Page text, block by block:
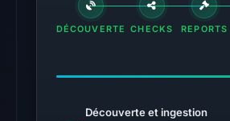
(MetaMask,
SEAL)
2026
DÉCOUVERTE CHECKS REPORTS
Découverte et ingestion